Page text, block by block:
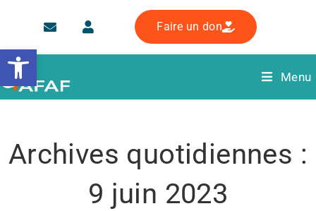
Ouvrir la barre d’outils
Faire un don
Menu
Archives quotidiennes :
9 juin 2023